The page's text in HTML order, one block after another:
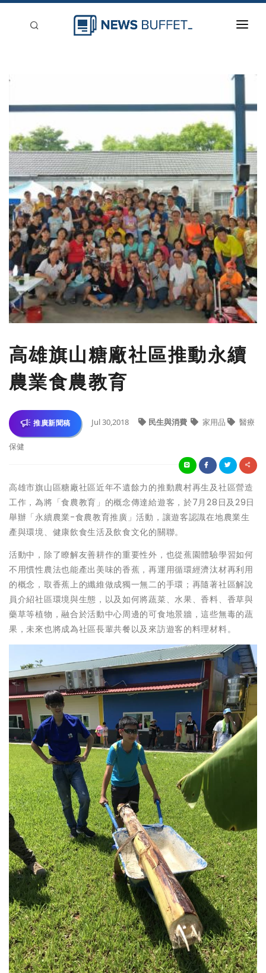
登入
刊登
高雄旗山糖廠社區推動永續
農業食農教育
推廣新聞稿 Jul 30,2018 民生與消費 家用品 醫療
保健
高雄市旗山區糖廠社區近年不遺餘力的推動農村再生及社區營造
工作，為將「食農教育」的概念傳達給遊客，於7月28日及29日
舉辦「永續農業-食農教育推廣」活動，讓遊客認識在地農業生
產與環境、健康飲食生活及飲食文化的關聯。
活動中，除了瞭解友善耕作的重要性外，也從蕉園體驗學習如何
不用慣性農法也能產出美味的香蕉，再運用循環經濟汰材再利用
的概念，取香蕉上的纖維做成獨一無二的手環；再隨著社區解說
員介紹社區環境與生態，以及如何將蔬菜、水果、香料、香草與
藥草等植物，融合於活動中心周邊的可食地景牆，這些無毒的蔬
果，未來也將成為社區長輩共餐以及來訪遊客的料理材料。